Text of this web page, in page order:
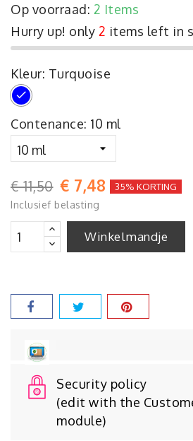
Op voorraad: 2 Items
Hurry up! only 2 items left in
Kleur: Turquoise
Turquoise
Contenance: 10 ml
€ 11,50 € 7,48 35% KORTING
Inclusief belasting
Winkelmandje
Security policy
(edit with the
module)